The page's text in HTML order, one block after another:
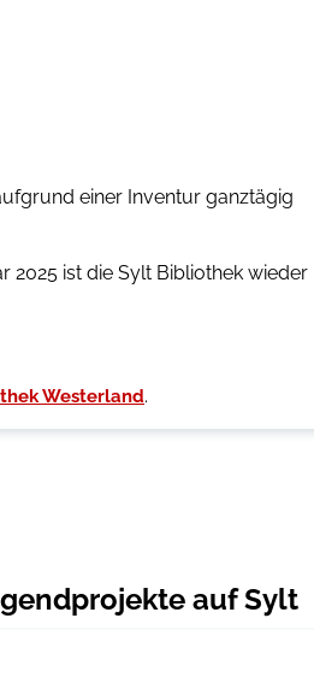
einer Inventur ganztägig
2025 ist die Sylt Bibliothek wieder
Westerland.
auf Sylt